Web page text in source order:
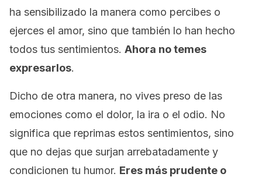
ha sensibilizado la manera como percibes o
ejerces el amor, sino que también lo han hecho
todos tus sentimientos. Ahora no temes
expresarlos.
Dicho de otra manera, no vives preso de las
emociones como el dolor, la ira o el odio. No
significa que reprimas estos sentimientos, sino
que no dejas que surjan arrebatadamente y
condicionen tu humor. Eres más prudente o